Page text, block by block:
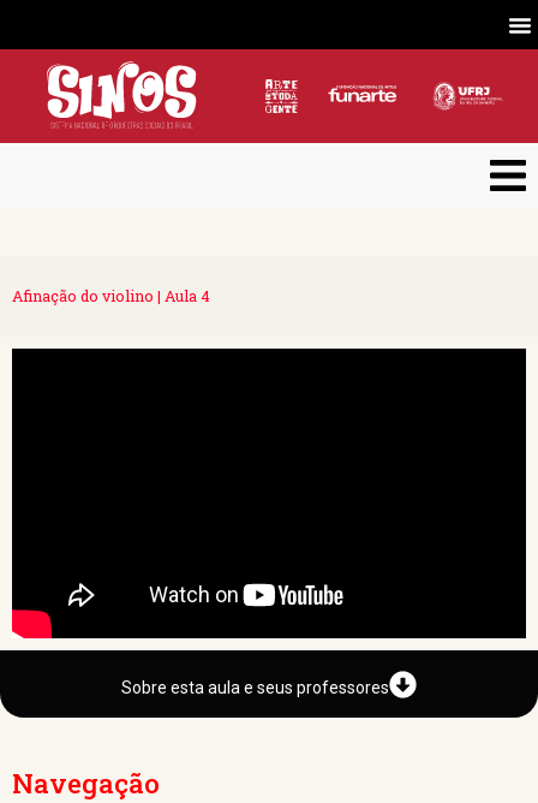
Afinação do violino | Aula 4
Sobre esta aula e seus professores
Navegação